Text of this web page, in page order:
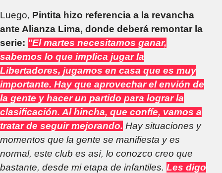
Luego, Pintita hizo referencia a la revancha
ante Alianza Lima, donde deberá remontar la
serie: "El martes necesitamos ganar,
sabemos lo que implica jugar la
Libertadores, jugamos en casa que es muy
importante. Hay que aprovechar el envión de
la gente y hacer un partido para lograr la
clasificación. Al hincha, que confíe, vamos a
tratar de seguir mejorando. Hay situaciones y
momentos que la gente se manifiesta y es
normal, este club es así, lo conozco creo que
bastante, desde mi etapa de infantiles. Les digo